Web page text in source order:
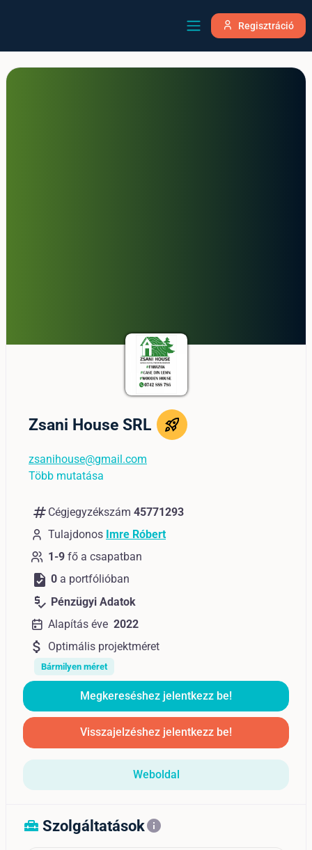
Regisztráció
Zsani House SRL
zsanihouse@gmail.com
Több mutatása
numbers Cégjegyzékszám 45771293
Tulajdonos Imre Róbert
1-9 fő a csapatban
task 0 a portfólióban
price_check Pénzügyi Adatok
Alapítás éve 2022
attach_money Optimális projektméret
Bármilyen méret
Megkereséshez jelentkezz be!
Visszajelzéshez jelentkezz be!
Weboldal
home_repair_service Szolgáltatásokinfo